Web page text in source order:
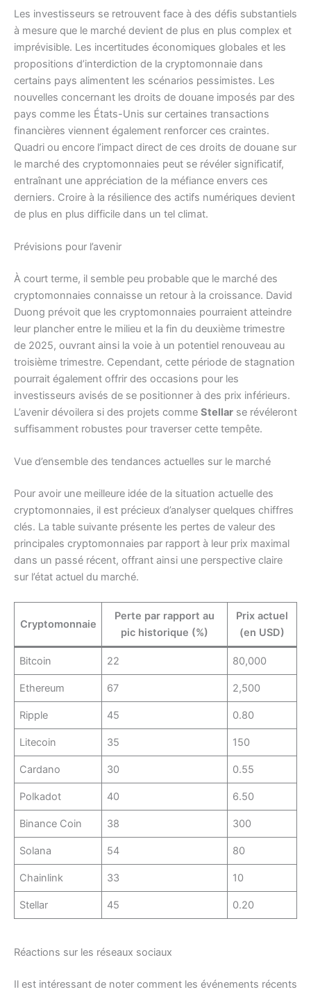
Les investisseurs se retrouvent face à des défis substantiels
à mesure que le marché devient de plus en plus complex et
imprévisible. Les incertitudes économiques globales et les
propositions d’interdiction de la cryptomonnaie dans
certains pays alimentent les scénarios pessimistes. Les
nouvelles concernant les droits de douane imposés par des
pays comme les États-Unis sur certaines transactions
financières viennent également renforcer ces craintes.
Quadri ou encore l’impact direct de ces droits de douane sur
le marché des cryptomonnaies peut se révéler significatif,
entraînant une appréciation de la méfiance envers ces
derniers. Croire à la résilience des actifs numériques devient
de plus en plus difficile dans un tel climat.
Prévisions pour l’avenir
À court terme, il semble peu probable que le marché des
cryptomonnaies connaisse un retour à la croissance. David
Duong prévoit que les cryptomonnaies pourraient atteindre
leur plancher entre le milieu et la fin du deuxième trimestre
de 2025, ouvrant ainsi la voie à un potentiel renouveau au
troisième trimestre. Cependant, cette période de stagnation
pourrait également offrir des occasions pour les
investisseurs avisés de se positionner à des prix inférieurs.
L’avenir dévoilera si des projets comme Stellar se révéleront
suffisamment robustes pour traverser cette tempête.
Vue d’ensemble des tendances actuelles sur le marché
Pour avoir une meilleure idée de la situation actuelle des
cryptomonnaies, il est précieux d’analyser quelques chiffres
clés. La table suivante présente les pertes de valeur des
principales cryptomonnaies par rapport à leur prix maximal
dans un passé récent, offrant ainsi une perspective claire
sur l’état actuel du marché.
Cryptomonnaie
Perte par rapport au
pic historique (%)
Prix actuel
(en USD)
Bitcoin 22 80,000
Ethereum 67 2,500
Ripple 45 0.80
Litecoin 35 150
Cardano 30 0.55
Polkadot 40 6.50
Binance Coin 38 300
Solana 54 80
Chainlink 33 10
Stellar 45 0.20
Réactions sur les réseaux sociaux
Il est intéressant de noter comment les événements récents